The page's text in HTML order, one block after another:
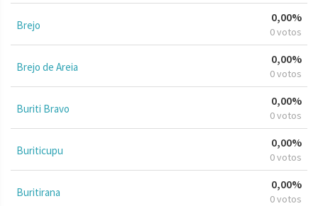
Brejo
0,00%
0 votos
Brejo de Areia
0,00%
0 votos
Buriti Bravo
0,00%
0 votos
Buriticupu
0,00%
0 votos
Buritirana
0,00%
0 votos